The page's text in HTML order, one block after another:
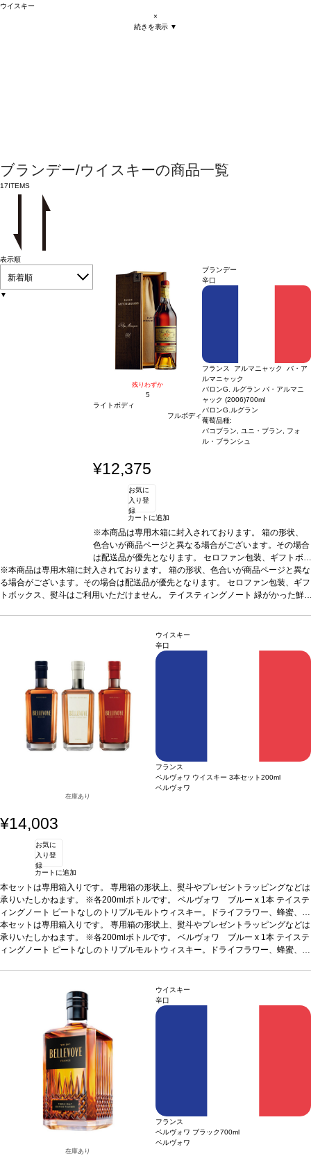
ウイスキー
×
続きを表示 ▼
ブランデー/ウイスキーの商品一覧
17ITEMS
表示順
新着順
▼
残りわずか
5
ライトボディ
フルボディ
ブランデー
辛口
フランス アルマニャック バ・ア
ルマニャック
バロンG. ルグラン バ・アルマニ
ャック (2006)700ml
バロンG.ルグラン
葡萄品種:
バコブラン, ユニ・ブラン, フォ
ル・ブランシュ
¥12,375
お気に
入り登
録
カートに追加
※本商品は専用木箱に封入されております。 箱の形状、
色合いが商品ページと異なる場合がございます。その場合
は配送品が優先となります。 セロファン包装、ギフトボ
ックス、熨斗はご利用いただけません。テイスティング
ノート緑がかった鮮やかで綺麗な琥珀色。複雑で滑らか
なノーズは、トーストアーモンドとスパイスを伴う。口に
ろやか。長い余韻が口中で広がる、エレガントで美しい、
洗練された一本。合う料理
バコ、フォル・ブランシュ、ユニ・ブラン
※本商品は専用木箱に封入されております。 箱の形状、色合いが商品ページと異な
る場合がございます。その場合は配送品が優先となります。 セロファン包装、ギフ
トボックス、熨斗はご利用いただけません。 テイスティングノート 緑がかった鮮
したリッチなタンニンが広がり、とてもまろやか。長い余韻が口中で広がる、エレ
合う料理
バコ、フォル・ブランシュ、ユニ・ブラン
在庫あり
ウイスキー
辛口
フランス
ベルヴォワ ウイスキー 3本セット200ml
ベルヴォワ
¥14,003
お気に
入り登
録
カートに追加
本セットは専用箱入りです。 専用箱の形状上、熨斗やプレゼントラッピングなどは
承りいたしかねます。
※各200mlボトルです。 ベルヴォワ ブルー x 1本 テイステ
ィングノート ピートなしのトリプルモルトウィスキー。ドライフラワー、蜂蜜、バ
ニラ、柔らかな甘いスパイスのほのかな含みを持つエレガントな香りを示す。まろ
やかでバランスの取れた風味を持つ。甘い木のスパイスの含みは、複雑で快い挽き
たてコーヒーの含みを伴う。北フランス、ロレーヌ、シャラントの3地域と3つの地
ピートなしのトリプルモルトウィスキー。複雑な香りを示す。カラント、アプリ
コット、デーツのドライフルーツの含みはバニラ、シナモン、ジンジャーのスパイ
スやアカシア蜂蜜のほのかな含みを伴う。長い余韻の後味はアーモンドやナッツの
含みを持つ。6ヵ月間ソーテルヌ“プルミエクリュ”カスクで仕上げを行う。
ォワ レッド x 1本 テイスティングノート
スキー。力強く、複雑な香り。力強く、長い余韻を持つフルーティーな風味。繊細
でエレガントな後味を持つ。アルザス、ロレーヌ、北フランスの3地域からの３つ
の100%フレンチシングルモルトウィスキーをブレンドして造られた。シングルモ
ルトウィスキーは5年から10年熟成される。
本セットは専用箱入りです。 専用箱の形状上、熨斗やプレゼントラッピングなどは
承りいたしかねます。
※各200mlボトルです。 ベルヴォワ ブルー x 1本 テイステ
ィングノート ピートなしのトリプルモルトウィスキー。ドライフラワー、蜂蜜、バ
たてコーヒーの含みを伴う。北フランス、ロレーヌ、シャラントの3地域と3つの地
域の蒸留所で造られたユニークなブレンドである。3-7年の厳選されたシングルモ
ルトウィスキーをブレンドする。
ベルヴォワ ホワイト x 1本
テイスティングノー
ピートなしのトリプルモルトウィスキー。複雑な香りを示す。カラント、アプリ
コット、デーツのドライフルーツの含みはバニラ、シナモン、ジンジャーのスパイ
スやアカシア蜂蜜のほのかな含みを伴う。長い余韻の後味はアーモンドやナッツの
含みを持つ。6ヵ月間ソーテルヌ“プルミエクリュ”カスクで仕上げを行う。
ォワ レッド x 1本 テイスティングノート
スキー。力強く、複雑な香り。力強く、長い余韻を持つフルーティーな風味。繊細
でエレガントな後味を持つ。アルザス、ロレーヌ、北フランスの3地域からの３つ
の100%フレンチシングルモルトウィスキーをブレンドして造られた。シングルモ
ルトウィスキーは5年から10年熟成される。
在庫あり
ウイスキー
辛口
フランス
ベルヴォワ ブラック700ml
ベルヴォワ